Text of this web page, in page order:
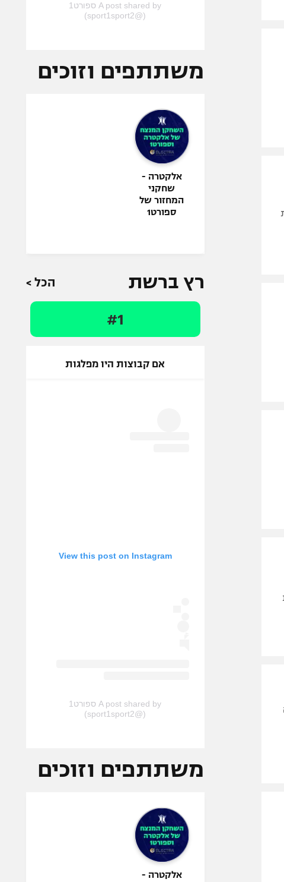
A post shared by ספורט1
(@sport1sport2)
משתתפים וזוכים
אלקטרה -
שחקני
המחזור של
ספורט1
רץ ברשת הכל >
#1
אם קבוצות היו מפלגות
View this post on Instagram
A post shared by ספורט1
(@sport1sport2)
משתתפים וזוכים
אלקטרה -